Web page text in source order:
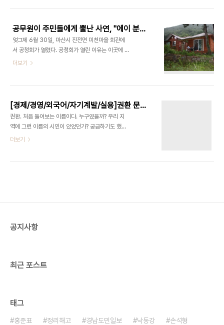
제목이 오늘의 점괘입니다. 이거 그냥 퍼다 소개하는
었습니다. 서울 종로 거리에 가 보면 1가에서 3가를
거쳐 가는 대로변에서 작은 길로 들어가는 입구에 커
다란 단지 비슷한 것을 세워놓고 거기에 무언가를 심
어놓습니다. 저를 잘 아는 어떤 분이 제게 물었습니
다. "야, 저거 이름이 뭔지 너 혹시 아나? 말해 봐라."
'마지막 잎새'에 나오는 덩쿨나무 같습니다. "덩쿨나
공무원이 주민들에게 뿔난 사연, "에이 분위기 안 좋네"
엊그제 6월 30일, 마산시 진전면 미천마을 회관에
서 공청회가 열렸다. 공청회가 열린 이유는 이곳에 산
업단지가 지정될 예정이기 때문이다. 미천마을은 마
이정표를 따라 다시 오른쪽으로 꺽어 올라가니 저수
지가 보이고 그 뒤로 험준한 산맥이 둘러쳐져있다. 낙
남정맥이다. 실로 높고 깊은 것이 장관이다. 도회지로
만 알려진 마산에 이런 곳이 있다는 것이 놀라울 따름
이다. 공기 냄새부터가 다르다. 논두렁 아래 내려다
이 동네에 살고 있는 송창우 선생 집부터 들렀다. 송
더보기
[경제/경영/외국어/자기계발/실용]권환 문학기행 참가후기
권환. 처음 들어보는 이름이다. 누구였을까? 우리 지
역에 그런 이름의 시인이 있었던가? 궁금하기도 했지
만 무엇보다 신록의 싱그러움을 만끽하며 가족들과
에 도착하자마자 우리는 차를 세워 놓고 권환 시인의
더보기
공지사항
최근 포스트
태그
홍준표 정리해고 경남도민일보 낙동강
손석형